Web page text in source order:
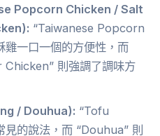
Popcorn Chicken / Salt
“Taiwanese Popcorn
雞一口一個的方便性，而
則強調了調味方
/ Douhua): “Tofu
的說法，而 “Douhua” 則